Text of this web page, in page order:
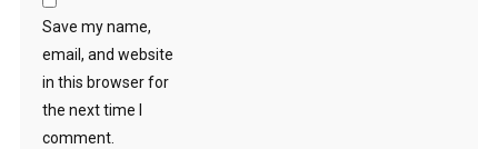
Save my name,
email, and website
in this browser for
the next time I
comment.